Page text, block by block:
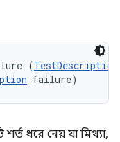
(TestDescription
failure)
ধরে নেয় যা মিথ্যা,